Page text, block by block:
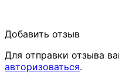
Добавить отзыв
Для отправки отзыва
авторизоваться.